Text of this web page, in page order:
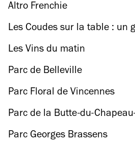
Altro Frenchie
Les Coudes sur la table : un
lutter pied à pied contre la
Les Vins du matin
Parc de Belleville
Parc Floral de Vincennes
Parc de la Butte-du-
Parc Georges Brassens